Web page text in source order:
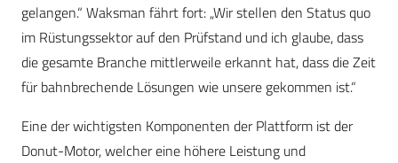
gelangen.“ Waksman fährt fort: „Wir stellen den Status quo
im Rüstungssektor auf den Prüfstand und ich glaube, dass
die gesamte Branche mittlerweile erkannt hat, dass die Zeit
für bahnbrechende Lösungen wie unsere gekommen ist.“
Eine der wichtigsten Komponenten der Plattform ist der
Donut-Motor, welcher eine höhere Leistung und